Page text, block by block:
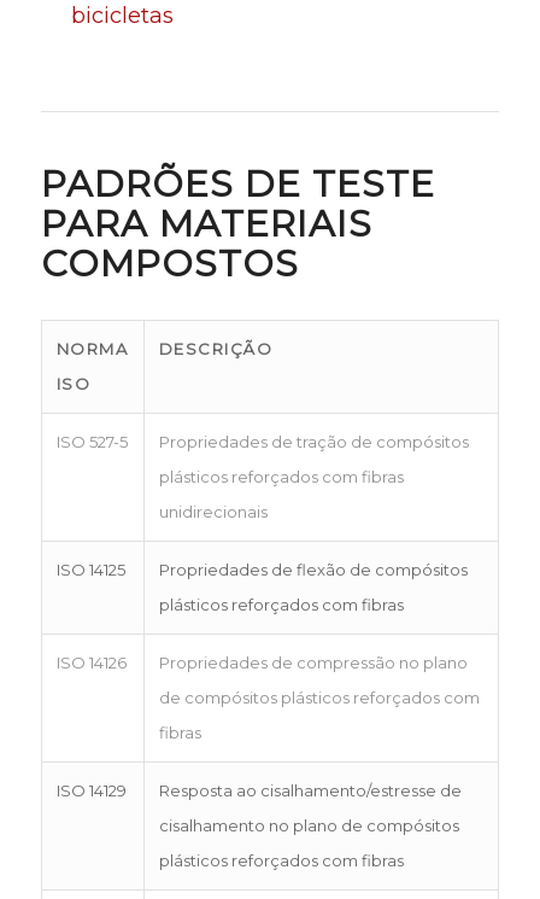
bicicletas
PADRÕES DE TESTE
PARA MATERIAIS
COMPOSTOS
NORMA
ISO
DESCRIÇÃO
ISO 527-5
Propriedades de tração de compósitos
plásticos reforçados com fibras
unidirecionais
ISO 14125
Propriedades de flexão de compósitos
plásticos reforçados com fibras
ISO 14126
Propriedades de compressão no plano
de compósitos plásticos reforçados com
fibras
ISO 14129
Resposta ao cisalhamento/estresse de
cisalhamento no plano de compósitos
plásticos reforçados com fibras